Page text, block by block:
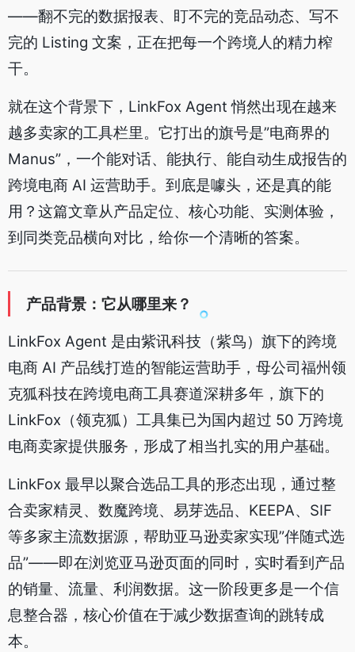
——翻不完的数据报表、盯不完的竞品动态、写不
完的 Listing 文案，正在把每一个跨境人的精力榨
干。
就在这个背景下，LinkFox Agent 悄然出现在越来
越多卖家的工具栏里。它打出的旗号是”电商界的
Manus”，一个能对话、能执行、能自动生成报告的
跨境电商 AI 运营助手。到底是噱头，还是真的能
用？这篇文章从产品定位、核心功能、实测体验，
到同类竞品横向对比，给你一个清晰的答案。
产品背景：它从哪里来？
LinkFox Agent 是由紫讯科技（紫鸟）旗下的跨境
电商 AI 产品线打造的智能运营助手，母公司福州领
克狐科技在跨境电商工具赛道深耕多年，旗下的
LinkFox（领克狐）工具集已为国内超过 50 万跨境
电商卖家提供服务，形成了相当扎实的用户基础。
LinkFox 最早以聚合选品工具的形态出现，通过整
合卖家精灵、数魔跨境、易芽选品、KEEPA、SIF
等多家主流数据源，帮助亚马逊卖家实现”伴随式选
品”——即在浏览亚马逊页面的同时，实时看到产品
的销量、流量、利润数据。这一阶段更多是一个信
息整合器，核心价值在于减少数据查询的跳转成
本。